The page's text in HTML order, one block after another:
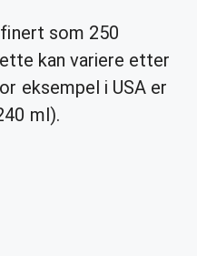
som 250
kan variere etter
eksempel i USA er
ml).